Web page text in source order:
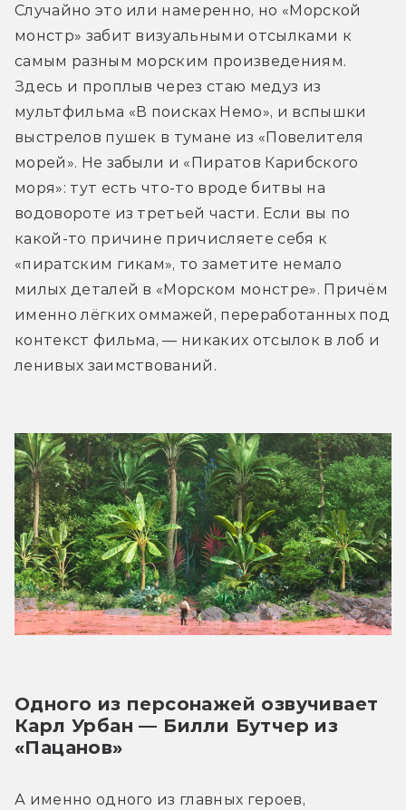
Случайно это или намеренно, но «Морской
монстр» забит визуальными отсылками к
самым разным морским произведениям.
Здесь и проплыв через стаю медуз из
мультфильма «В поисках Немо», и вспышки
выстрелов пушек в тумане из «Повелителя
морей». Не забыли и «Пиратов Карибского
моря»: тут есть что-то вроде битвы на
водовороте из третьей части. Если вы по
какой-то причине причисляете себя к
«пиратским гикам», то заметите немало
милых деталей в «Морском монстре». Причём
именно лёгких оммажей, переработанных под
контекст фильма, — никаких отсылок в лоб и
ленивых заимствований.
Одного из персонажей озвучивает
Карл Урбан — Билли Бутчер из
«Пацанов»
А именно одного из главных героев,